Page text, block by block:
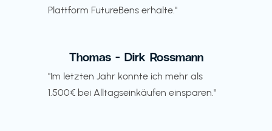
Plattform FutureBens erhalte."
Thomas - Dirk Rossmann
"Im letzten Jahr konnte ich mehr als
1.500€ bei Alltagseinkäufen einsparen."